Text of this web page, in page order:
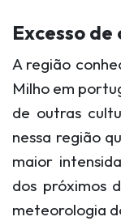
Excesso
A região
Milho em
de outras
nessa região
maior
dos próximos
meteorologia